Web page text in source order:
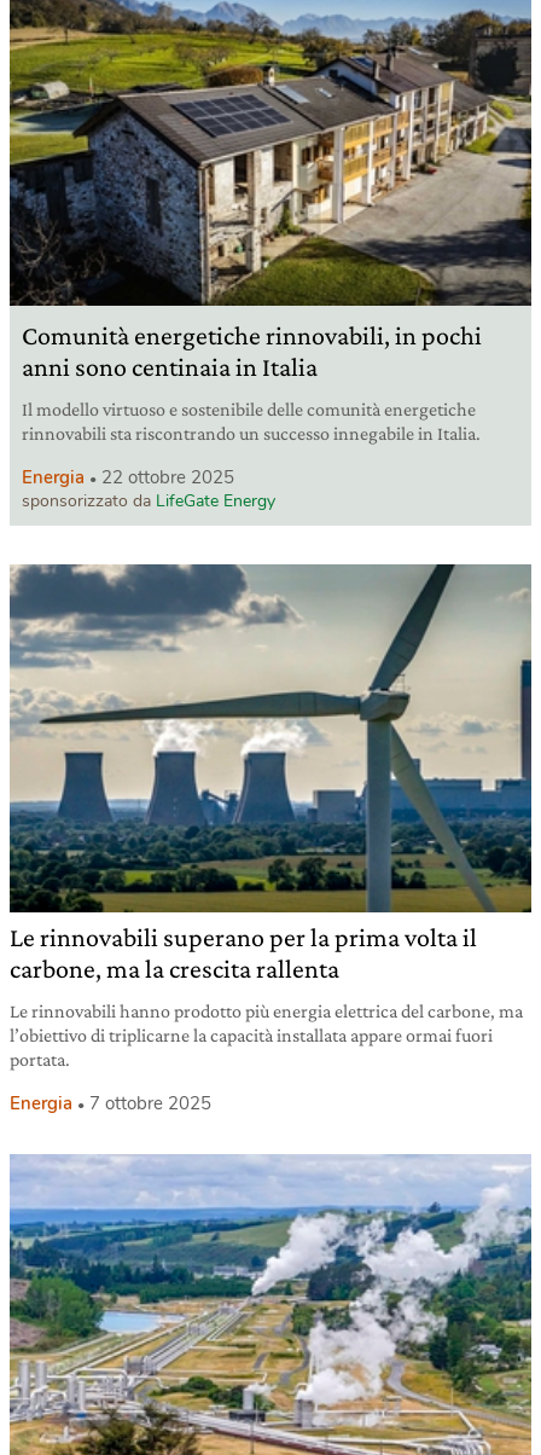
Comunità energetiche rinnovabili, in pochi
anni sono centinaia in Italia
Il modello virtuoso e sostenibile delle comunità energetiche
rinnovabili sta riscontrando un successo innegabile in Italia.
Energia 22 ottobre 2025
sponsorizzato da LifeGate Energy
Le rinnovabili superano per la prima volta il
carbone, ma la crescita rallenta
Le rinnovabili hanno prodotto più energia elettrica del carbone, ma
l’obiettivo di triplicarne la capacità installata appare ormai fuori
portata.
Energia 7 ottobre 2025